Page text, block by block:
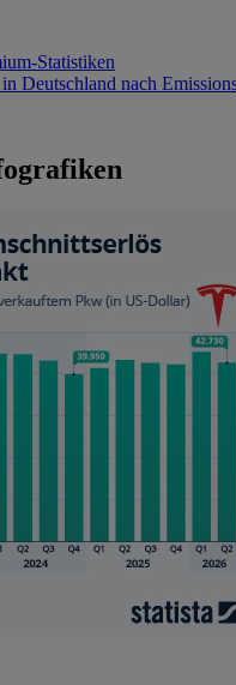
Statistiken
Deutschland nach